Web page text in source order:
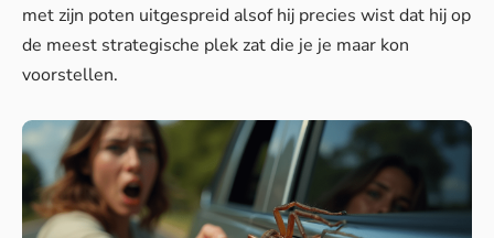
met zijn poten uitgespreid alsof hij precies wist dat hij op
de meest strategische plek zat die je je maar kon
voorstellen.